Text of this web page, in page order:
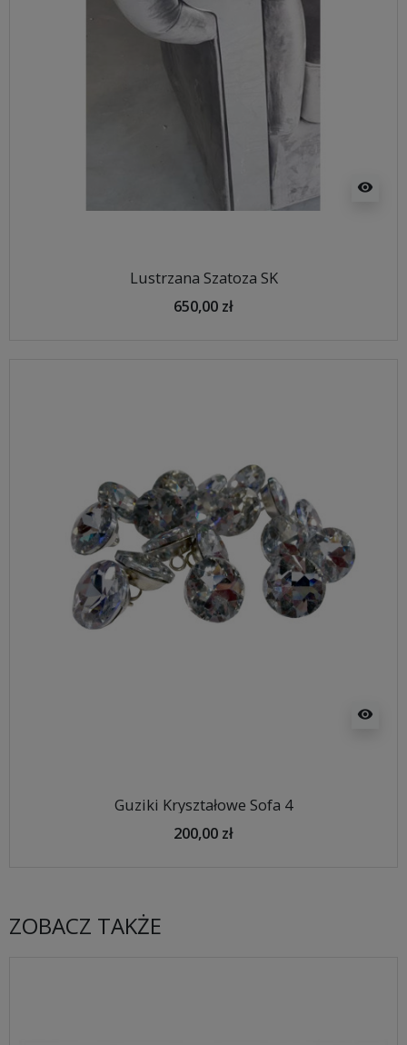
visibility
Lustrzana Szatoza SK
650,00 zł
visibility
Guziki Kryształowe Sofa 4
200,00 zł
ZOBACZ TAKŻE